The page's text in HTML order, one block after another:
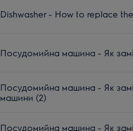
Dishwasher - How to replace
Посудомийна машина - Як
Посудомийна машина - Як
машини (2)
Посудомийна машина - Як